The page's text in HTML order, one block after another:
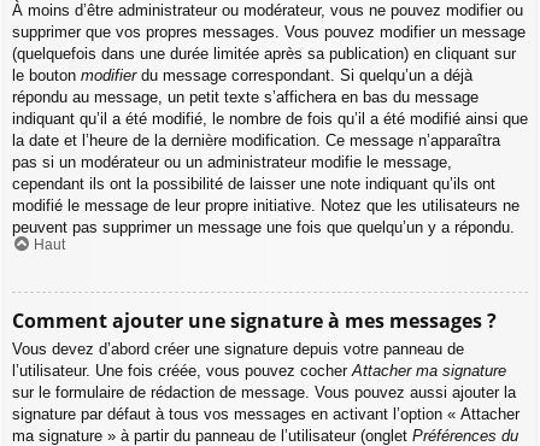
À moins d’être administrateur ou modérateur, vous ne pouvez modifier ou
supprimer que vos propres messages. Vous pouvez modifier un message
(quelquefois dans une durée limitée après sa publication) en cliquant sur
le bouton modifierdu message correspondant. Si quelqu’un a déjà
répondu au message, un petit texte s’affichera en bas du message
indiquant qu’il a été modifié, le nombre de fois qu’il a été modifié ainsi que
la date et l’heure de la dernière modification. Ce message n’apparaîtra
pas si un modérateur ou un administrateur modifie le message,
cependant ils ont la possibilité de laisser une note indiquant qu’ils ont
modifié le message de leur propre initiative. Notez que les utilisateurs ne
peuvent pas supprimer un message une fois que quelqu’un y a répondu.
Haut
Comment ajouter une signature à mes messages ?
Vous devez d’abord créer une signature depuis votre panneau de
l’utilisateur. Une fois créée, vous pouvez cocher Attacher ma signature
sur le formulaire de rédaction de message. Vous pouvez aussi ajouter la
signature par défaut à tous vos messages en activant l’option « Attacher
ma signature » à partir du panneau de l’utilisateur (onglet Préférences du